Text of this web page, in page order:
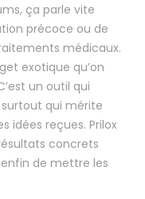
ça parle vite
précoce ou de
médicaux.
exotique qu’on
un outil qui
qui mérite
idées reçues. Prilox
concrets
de mettre les